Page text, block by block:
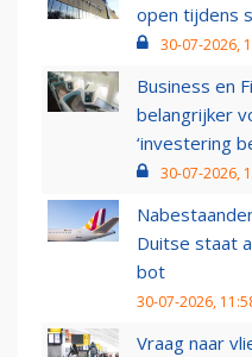
open tijdens
30-07-2026,
Business en
belangrijker
‘investering
30-07-2026,
Duitse staat
bot
30-07-2026,
Vraag naar